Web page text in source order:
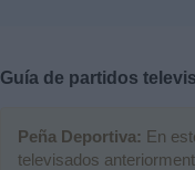
Guía de partidos
Peña Deportiva: En
televisados